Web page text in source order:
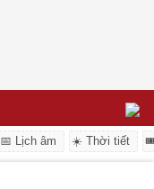
📅 Lịch âm ☀️ Thời tiết